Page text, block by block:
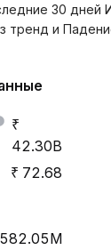
30 дней
тренд и
42.30B
72.68
582.05M